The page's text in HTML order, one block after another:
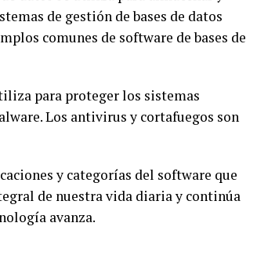
de gestión de bases de datos
comunes de software de bases de
para proteger los sistemas
Los antivirus y cortafuegos son
y categorías del software que
de nuestra vida diaria y continúa
avanza.